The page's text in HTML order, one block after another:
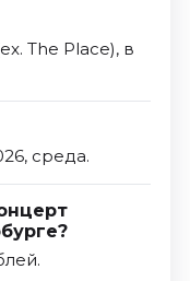
The Place), в
среда.